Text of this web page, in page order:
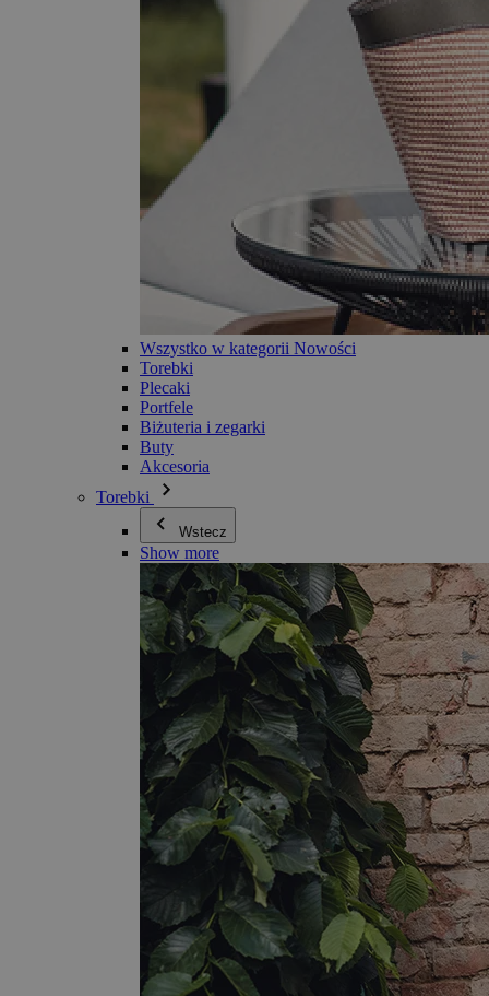
Wszystko w kategorii Nowości
Torebki
Plecaki
Portfele
Biżuteria i zegarki
Buty
Akcesoria
Torebki
Wstecz
Show more